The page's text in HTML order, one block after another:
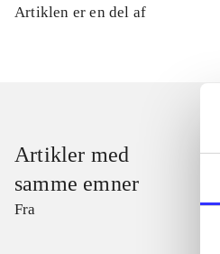
Artiklen er en del af
Artikler med
samme emner
Fra